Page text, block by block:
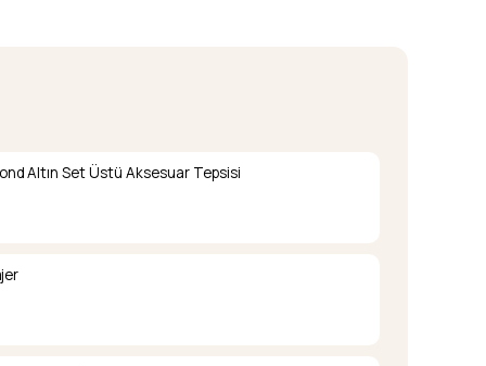
Altın Set Üstü Aksesuar Tepsisi